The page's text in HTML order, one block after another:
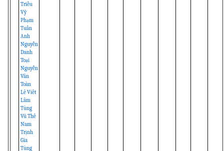
Triều
Vỹ
Phạm
Tuấn
Anh
Nguyễn
Danh
Toại
Nguyễn
Văn
Toàn
Lê Viết
Lâm
Tùng
Vũ Thế
Nam
Trịnh
Gia
Tùng